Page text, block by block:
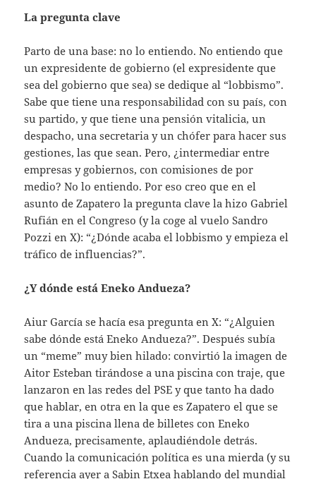
La pregunta clave
Parto de una base: no lo entiendo. No entiendo que
un expresidente de gobierno (el expresidente que
sea del gobierno que sea) se dedique al “lobbismo”.
Sabe que tiene una responsabilidad con su país, con
su partido, y que tiene una pensión vitalicia, un
despacho, una secretaria y un chófer para hacer sus
gestiones, las que sean. Pero, ¿intermediar entre
empresas y gobiernos, con comisiones de por
medio? No lo entiendo. Por eso creo que en el
asunto de Zapatero la pregunta clave la hizo Gabriel
Rufián en el Congreso (y la coge al vuelo Sandro
Pozzi en X): “¿Dónde acaba el lobbismo y empieza el
tráfico de influencias?”.
¿Y dónde está Eneko Andueza?
Aiur García se hacía esa pregunta en X: “¿Alguien
sabe dónde está Eneko Andueza?”. Después subía
un “meme” muy bien hilado: convirtió la imagen de
Aitor Esteban tirándose a una piscina con traje, que
lanzaron en las redes del PSE y que tanto ha dado
que hablar, en otra en la que es Zapatero el que se
tira a una piscina llena de billetes con Eneko
Andueza, precisamente, aplaudiéndole detrás.
Cuando la comunicación política es una mierda (y su
referencia ayer a Sabin Etxea hablando del mundial